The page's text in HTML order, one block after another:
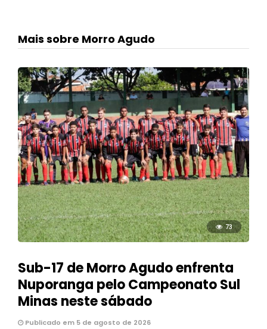
Mais sobre Morro Agudo
73
Sub-17 de Morro Agudo enfrenta
Nuporanga pelo Campeonato Sul
Minas neste sábado
Publicado em 5 de agosto de 2026